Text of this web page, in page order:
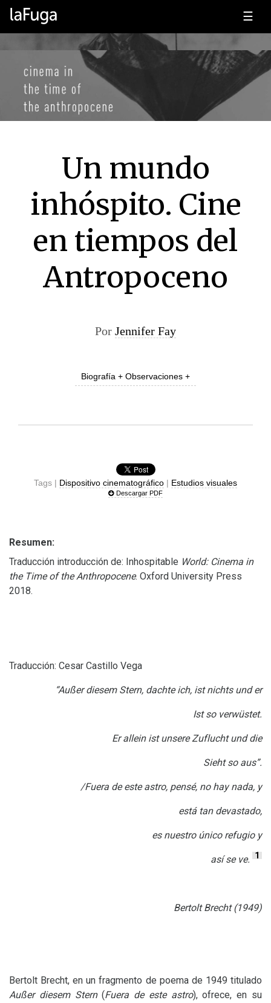
☰
Un mundo
inhóspito. Cine
en tiempos del
Antropoceno
Por Jennifer Fay
Biografía + Observaciones +
Tags | Dispositivo cinematográfico | Estudios visuales
Descargar PDF
Resumen:
Traducción introducción de: Inhospitable World: Cinema in
the Time of the Anthropocene. Oxford University Press
2018.
Traducción: Cesar Castillo Vega
“Außer diesem Stern, dachte ich, ist nichts und er
Ist so verwüstet.
Er allein ist unsere Zuflucht und die
Sieht so aus”.
/Fuera de este astro, pensé, no hay nada, y
está tan devastado,
es nuestro único refugio y
así se ve. 1
Bertolt Brecht (1949)
Bertolt Brecht, en un fragmento de poema de 1949 titulado
Außer diesem Stern(Fuera de este astro), ofrece, en su